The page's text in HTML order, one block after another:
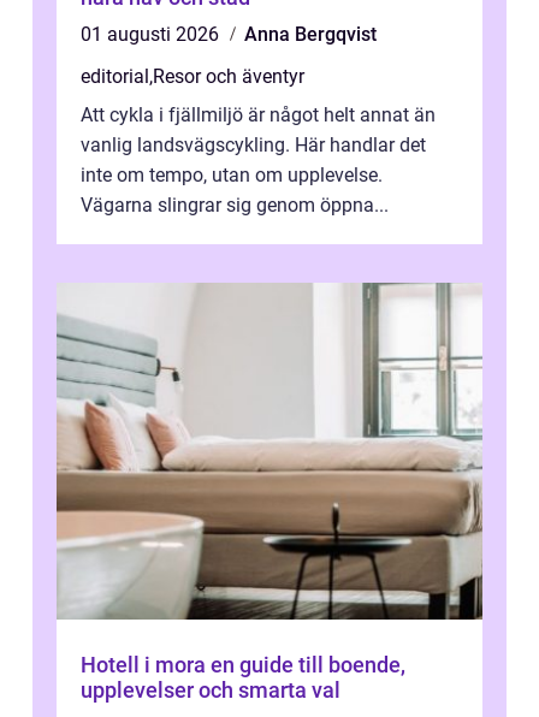
01 augusti 2026
Anna Bergqvist
editorial,Resor och äventyr
Att cykla i fjällmiljö är något helt annat än
vanlig landsvägscykling. Här handlar det
inte om tempo, utan om upplevelse.
Vägarna slingrar sig genom öppna...
Hotell i mora en guide till boende,
upplevelser och smarta val